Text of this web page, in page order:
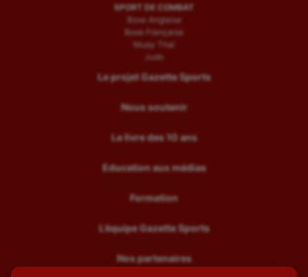
SPORT DE COMBAT
Boxe Anglaise
Boxe Française
Muay Thaï
Judo
Le projet Gazette Sports
Nous soutenir
Le livre des 10 ans
Education aux médias
Formation
L’équipe Gazette Sports
Nos partenaires